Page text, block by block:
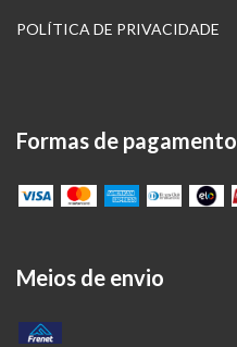
POLÍTICA DE PRIVACIDADE
Formas de pagamento
Meios de envio